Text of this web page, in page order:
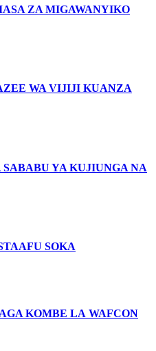
ZA MIGAWANYIKO
WA VIJIJI KUANZA
YA KUJIUNGA NA
SOKA
KOMBE LA WAFCON